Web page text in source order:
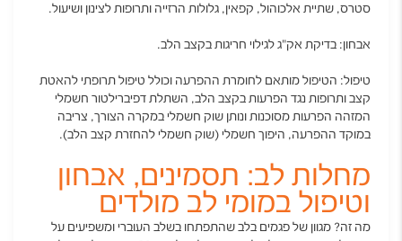
סטרס, שתיית אלכוהול, קפאין, גלולות הרזייה ותרופות לצינון ושיעול.
אבחון: בדיקת אק"ג לגילוי חריגות בקצב הלב.
טיפול: הטיפול מותאם לחומרת ההפרעה וכולל טיפול תרופתי להאטת
קצב ותרופות נגד הפרעות בקצב הלב, השתלת דפיברילטור חשמלי
המזהה הפרעות מסוכנות ונותן שוק חשמלי במקרה הצורך, צריבה
במוקד ההפרעה, היפוך חשמלי (שוק חשמלי להחזרת קצב הלב).
מחלות לב: תסמינים, אבחון
וטיפול במומי לב מולדים
מה זה? מגוון של פגמים בלב שהתפתחו בשלב העוברי ומשפיעים על